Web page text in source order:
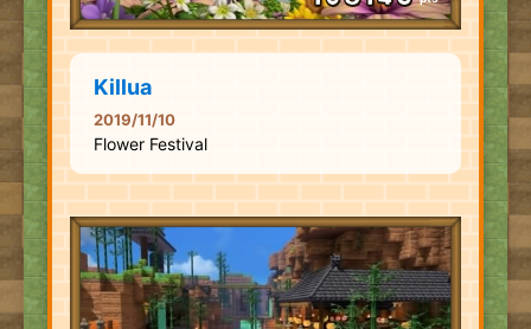
Killua
2019/11/10
Flower Festival